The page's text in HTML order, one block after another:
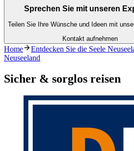
Sprechen Sie mit unseren
Teilen Sie Ihre Wünsche und Ideen mit
Kontakt aufnehmen
Home Entdecken Sie die Seele
Neuseeland
Sicher & sorglos reisen